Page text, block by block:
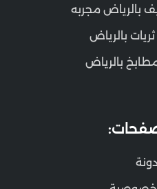
بالرياض مجربه
بالرياض
بالرياض